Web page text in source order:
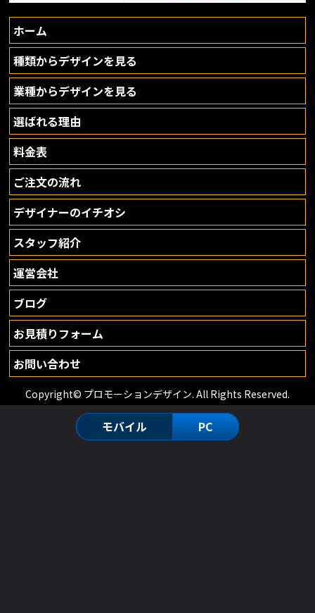
ホーム
種類からデザインを見る
業種からデザインを見る
選ばれる理由
料金表
ご注文の流れ
デザイナーのイチオシ
スタッフ紹介
運営会社
ブログ
お見積りフォーム
お問い合わせ
Copyright© プロモーションデザイン. All Rights Reserved.
モバイル PC